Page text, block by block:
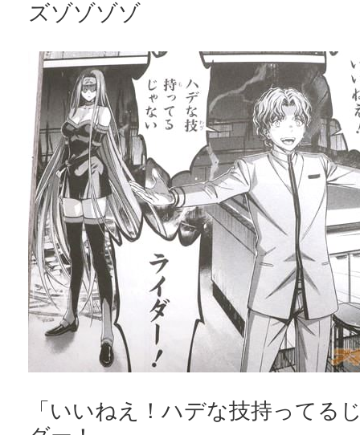
ズゾゾゾゾ
「いいねえ！ハデな技持ってる